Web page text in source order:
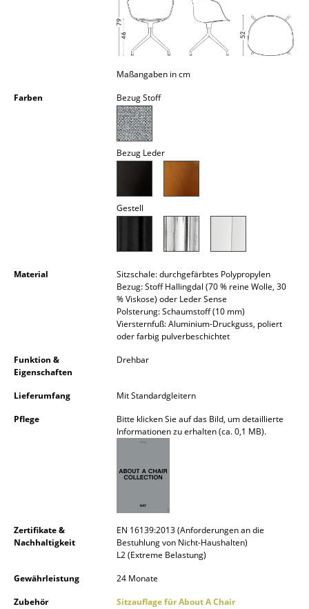
Kleinaufbewahrung
... alle Aufbewahrungsmöbel
Licht
Hängeleuchten & Deckenleuchten
Stehleuchten & Leseleuchten
Outdoor-Leuchten
Betten
Doppelbetten
Einzelbetten
Nachttische & Bettzubehör
... alle Betten
Accessoires
Uhren
Maßangaben in cm
Farben Bezug Stoff
Bezug Leder
Gestell
Material
Sitzschale: durchgefärbtes Polypropylen
Bezug: Stoff Hallingdal (70 % reine Wolle, 30
% Viskose) oder Leder Sense
Polsterung: Schaumstoff (10 mm)
Viersternfuß: Aluminium-Druckguss, poliert
oder farbig pulverbeschichtet
Funktion &
Eigenschaften
Drehbar
Lieferumfang
Mit Standardgleitern
Pflege
Bitte klicken Sie auf das Bild, um detaillierte
Informationen zu erhalten (ca. 0,1 MB).
Zertifikate &
Nachhaltigkeit
EN 16139:2013 (Anforderungen an die
Bestuhlung von Nicht-Haushalten)
L2 (Extreme Belastung)
Gewährleistung
24 Monate
Zubehör
Sitzauflage für About A Chair